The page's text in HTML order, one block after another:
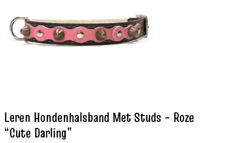
Leren Hondenhalsband Met Studs – Roze
“Cute Darling”